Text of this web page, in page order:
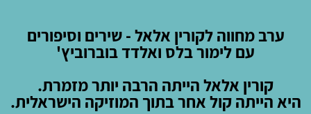
ערב מחווה לקורין אלאל - שירים וסיפורים
עם לימור בלס ואלדד בוברוביץ'
קורין אלאל הייתה הרבה יותר מזמרת.
היא הייתה קול אחר בתוך המוזיקה הישראלית.